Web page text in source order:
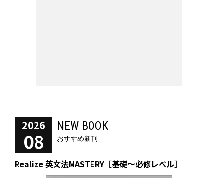
2026
08
NEW BOOK
おすすめ新刊
Realize 英文法MASTERY［基礎～必修レベル］